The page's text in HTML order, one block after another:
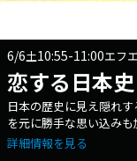
6/6土10:55-11:00エフ
恋する日本史
日本の歴史に見え隠れ
を元に勝手な思い込み
プログラム！ 今回の演
詳細情報を見る